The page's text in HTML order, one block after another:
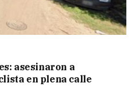
asesinaron a
en plena calle